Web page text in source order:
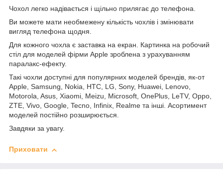
Чохол легко надівається і щільно прилягає до телефона.
Ви можете мати необмежену кількість чохлів і змінювати
вигляд телефона щодня.
Для кожного чохла є заставка на екран. Картинка на робочий
стіл для моделей фірми Apple зроблена з урахуванням
паралакс-ефекту.
Такі чохли доступні для популярних моделей брендів, як-от
Apple, Samsung, Nokia, HTC, LG, Sony, Huawei, Lenovo,
Motorola, Asus, Xiaomi, Meizu, Microsoft, OnePlus, LeTV, Oppo,
ZTE, Vivo, Google, Tecno, Infinix, Realme та інші. Асортимент
моделей постійно розширюється.
Завдяки за увагу.
Приховати